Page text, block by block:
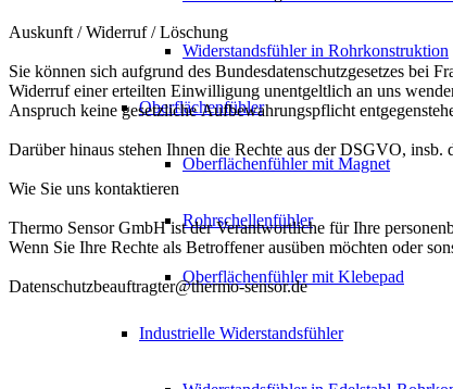
Widerstandsfühler in Rohrkonstruktion
Oberflächenfühler
Oberflächenfühler mit Magnet
Rohrschellenfühler
Oberflächenfühler mit Klebepad
Industrielle Widerstandsfühler
Auskunft / Widerruf / Löschung
Sie können sich aufgrund des Bundesdatenschutzgesetzes bei
Widerruf einer erteilten Einwilligung unentgeltlich an uns
Anspruch keine gesetzliche Aufbewahrungspflicht
Darüber hinaus stehen Ihnen die Rechte aus der DSGVO,
Wie Sie uns kontaktieren
Thermo Sensor GmbH ist der Verantwortliche für Ihre
Wenn Sie Ihre Rechte als Betroffener ausüben möchten oder
Datenschutzbeauftragter@thermo-sensor.de